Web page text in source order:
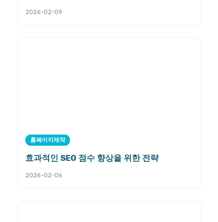
2026-02-09
홈페이지제작
효과적인 SEO 점수 향상을 위한 전략
2026-02-06